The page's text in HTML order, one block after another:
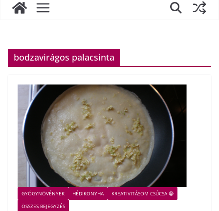
bodzavirágos palacsinta
GYÓGYNÖVÉNYEK HÉDIKONYHA
KREATIVITÁSOM CSÚCSA 😁
ÖSSZES BEJEGYZÉS